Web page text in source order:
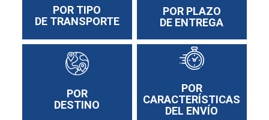
POR TIPO
DE TRANSPORTE
POR PLAZO
DE ENTREGA
POR
DESTINO
POR
CARACTERÍSTICAS
DEL ENVÍO